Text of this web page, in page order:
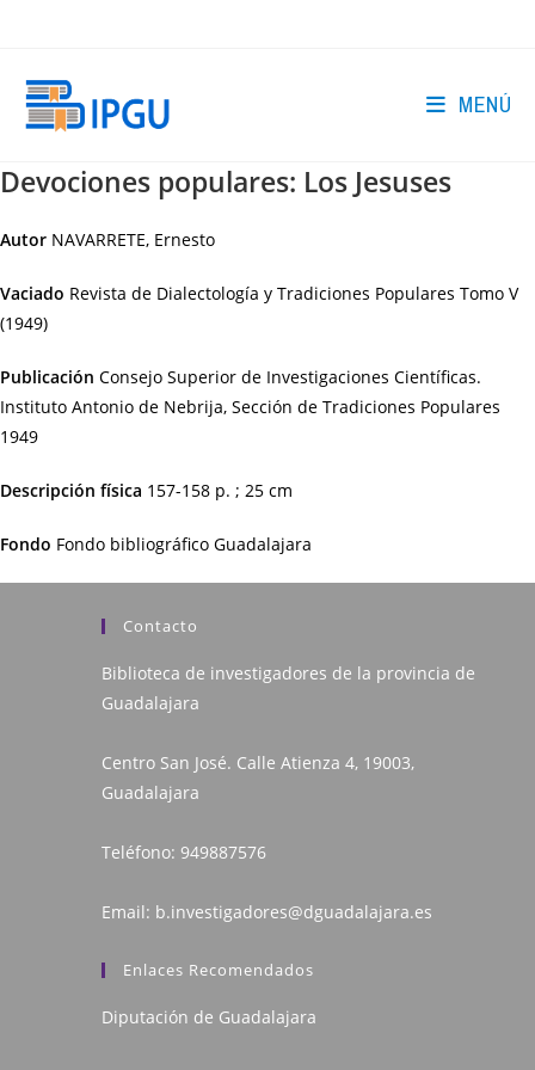
MENÚ
Devociones populares: Los Jesuses
Autor NAVARRETE, Ernesto
Vaciado Revista de Dialectología y Tradiciones Populares Tomo V
(1949)
Publicación Consejo Superior de Investigaciones Científicas.
Instituto Antonio de Nebrija, Sección de Tradiciones Populares
1949
Descripción física 157-158 p. ; 25 cm
Fondo Fondo bibliográfico Guadalajara
Contacto
Biblioteca de investigadores de la provincia de
Guadalajara
Centro San José. Calle Atienza 4, 19003,
Guadalajara
Teléfono: 949887576
Email: b.investigadores@dguadalajara.es
Enlaces Recomendados
Diputación de Guadalajara